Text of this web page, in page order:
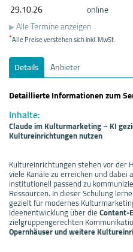
29.10.26 online
Alle Termine anzeigen
*Alle Preise verstehen sich inkl. MwSt.
Details
Anbieter
Detaillierte Informationen zum
Inhalte:
Claude im Kulturmarketing – KI
Kultureinrichtungen nutzen
Kultureinrichtungen stehen vor der
viele Kanäle zu erreichen und dabei
institutionell passend zu
Ressourcen. In dieser Schulung
gezielt für modernes
Ideenentwicklung über dieContent-
zielgruppengerechten
Opernhäuser und weitere